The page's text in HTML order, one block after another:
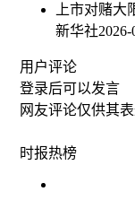
上市对赌
新华社2026-
用户评论
登录后可以发言
网友评论仅供其
时报热榜